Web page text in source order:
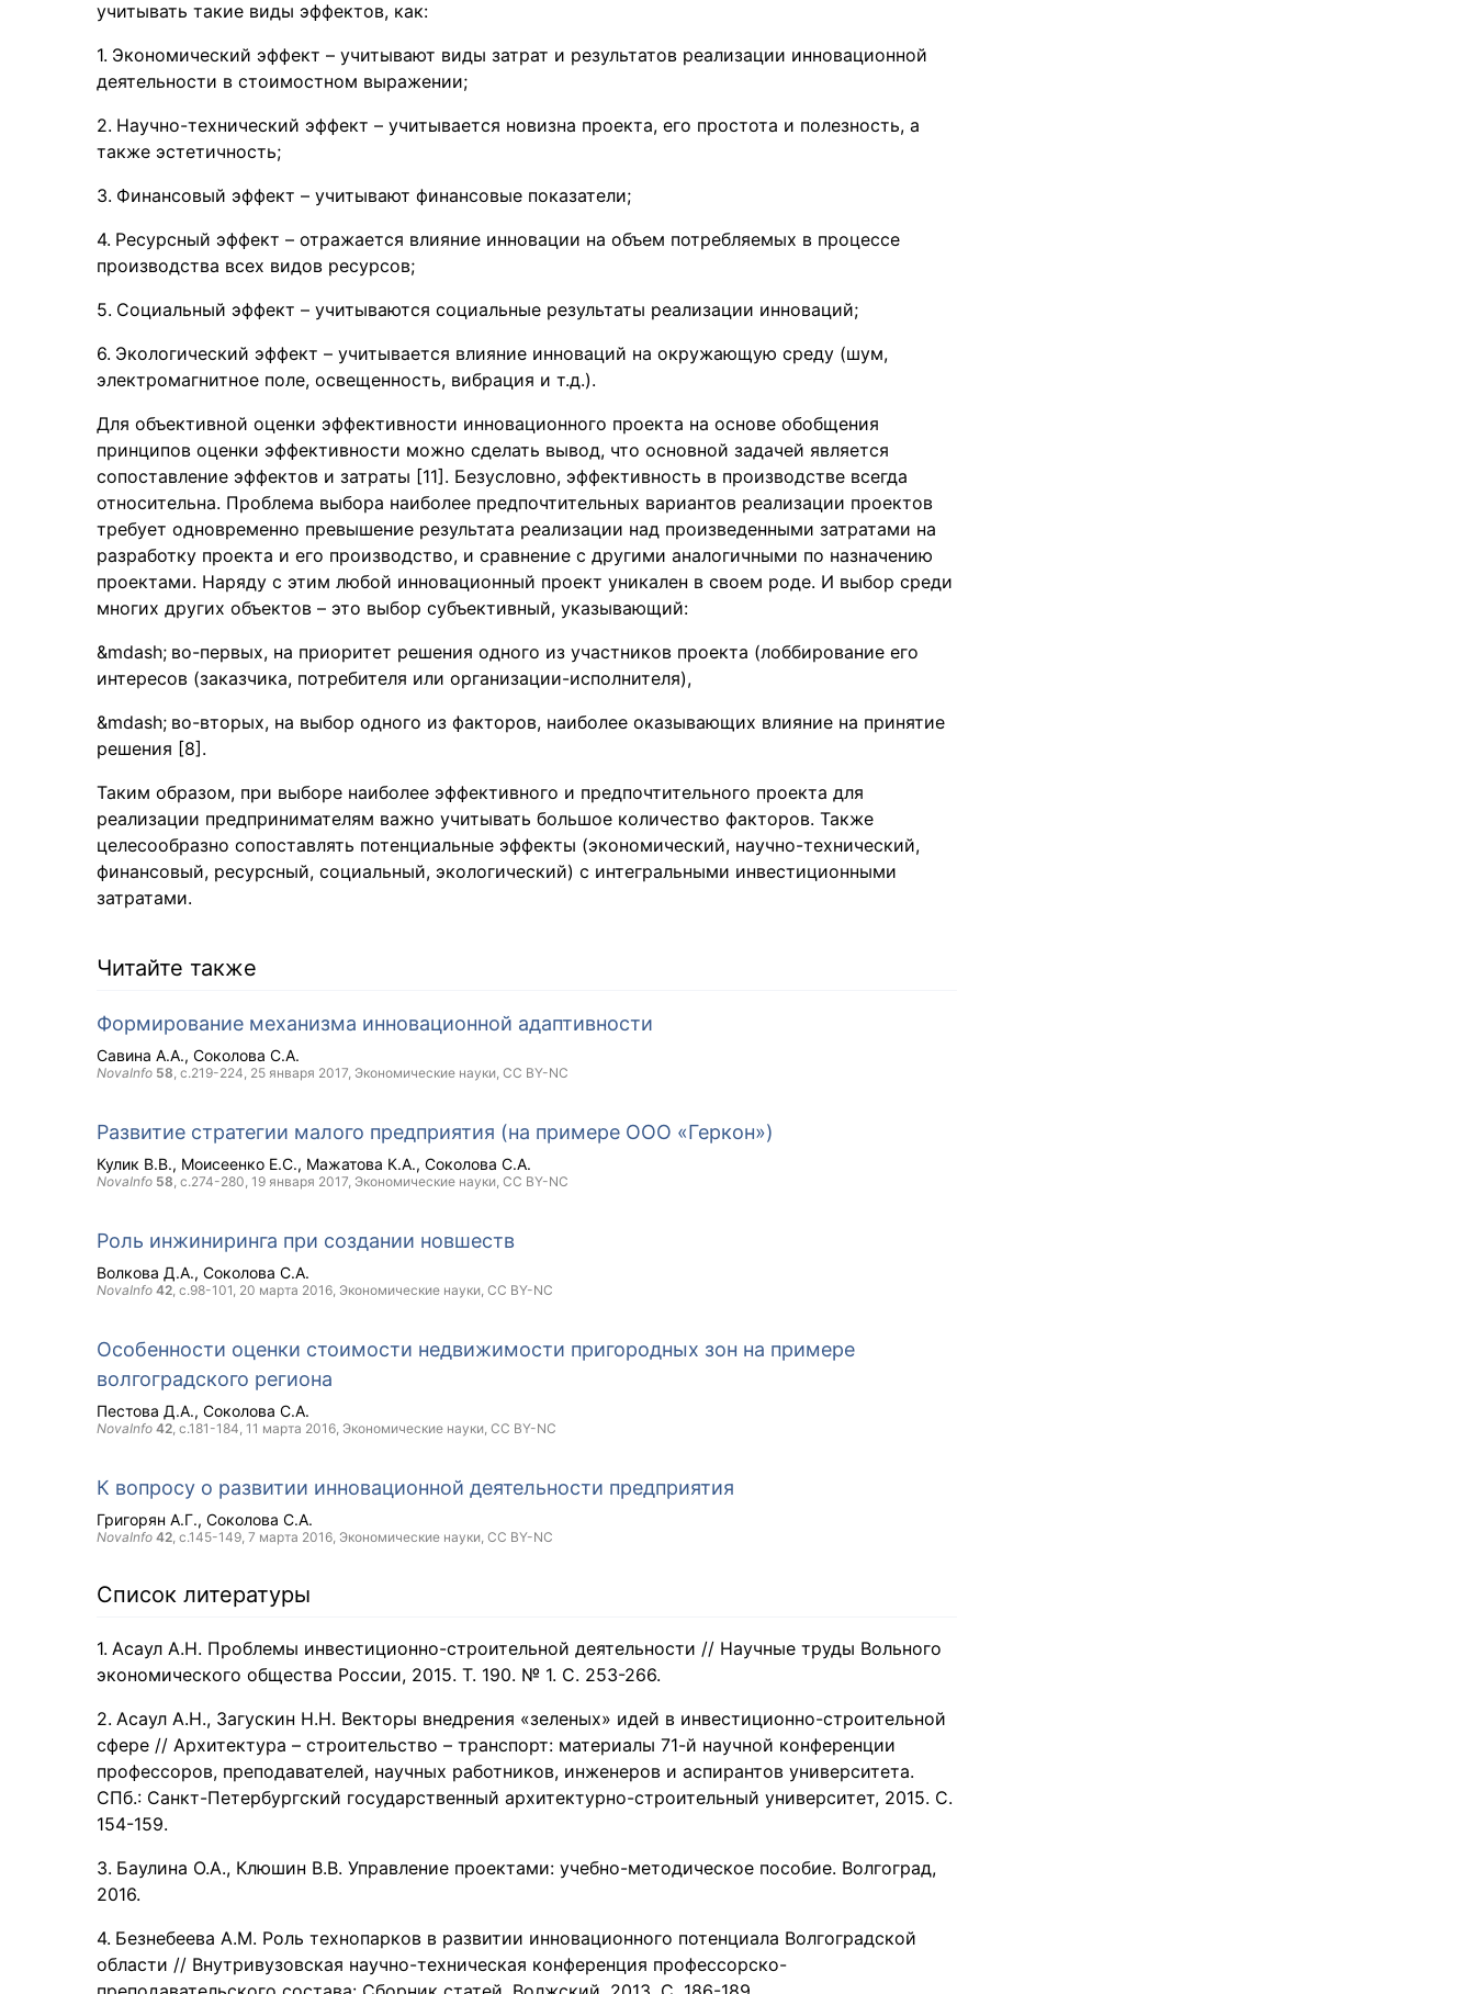
учитывать такие виды эффектов, как:
Экономический эффект – учитывают виды затрат и результатов реализации инновационной
деятельности в стоимостном выражении;
Научно-технический эффект – учитывается новизна проекта, его простота и полезность, а
также эстетичность;
Финансовый эффект – учитывают финансовые показатели;
Ресурсный эффект – отражается влияние инновации на объем потребляемых в процессе
производства всех видов ресурсов;
Социальный эффект – учитываются социальные результаты реализации инноваций;
Экологический эффект – учитывается влияние инноваций на окружающую среду (шум,
электромагнитное поле, освещенность, вибрация и т.д.).
Для объективной оценки эффективности инновационного проекта на основе обобщения
принципов оценки эффективности можно сделать вывод, что основной задачей является
сопоставление эффектов и затраты [11]. Безусловно, эффективность в производстве всегда
относительна. Проблема выбора наиболее предпочтительных вариантов реализации проектов
требует одновременно превышение результата реализации над произведенными затратами на
разработку проекта и его производство, и сравнение с другими аналогичными по назначению
проектами. Наряду с этим любой инновационный проект уникален в своем роде. И выбор среди
многих других объектов – это выбор субъективный, указывающий:
во-первых, на приоритет решения одного из участников проекта (лоббирование его
интересов (заказчика, потребителя или организации-исполнителя),
во-вторых, на выбор одного из факторов, наиболее оказывающих влияние на принятие
решения [8].
Таким образом, при выборе наиболее эффективного и предпочтительного проекта для
реализации предпринимателям важно учитывать большое количество факторов. Также
целесообразно сопоставлять потенциальные эффекты (экономический, научно-технический,
финансовый, ресурсный, социальный, экологический) с интегральными инвестиционными
затратами.
Читайте также
Формирование механизма инновационной адаптивности
Савина А.А. Соколова С.А.
NovaInfo 58, с.219-224, 25 января 2017, Экономические науки, CC BY-NC
Развитие стратегии малого предприятия (на примере ООО «Геркон»)
Кулик В.В. Моисеенко Е.С. Мажатова К.А. Соколова С.А.
NovaInfo 58, с.274-280, 19 января 2017, Экономические науки, CC BY-NC
Роль инжиниринга при создании новшеств
Волкова Д.А. Соколова С.А.
NovaInfo 42, с.98-101, 20 марта 2016, Экономические науки, CC BY-NC
Особенности оценки стоимости недвижимости пригородных зон на примере
волгоградского региона
Пестова Д.А. Соколова С.А.
NovaInfo 42, с.181-184, 11 марта 2016, Экономические науки, CC BY-NC
К вопросу о развитии инновационной деятельности предприятия
Григорян А.Г. Соколова С.А.
NovaInfo 42, с.145-149, 7 марта 2016, Экономические науки, CC BY-NC
Список литературы
Асаул А.Н. Проблемы инвестиционно-строительной деятельности // Научные труды Вольного
экономического общества России, 2015. Т. 190. № 1. С. 253-266.
Асаул А.Н., Загускин Н.Н. Векторы внедрения «зеленых» идей в инвестиционно-строительной
сфере // Архитектура – строительство – транспорт: материалы 71-й научной конференции
профессоров, преподавателей, научных работников, инженеров и аспирантов университета.
СПб.: Санкт-Петербургский государственный архитектурно-строительный университет, 2015. С.
154-159.
Баулина О.А., Клюшин В.В. Управление проектами: учебно-методическое пособие. Волгоград,
2016.
Безнебеева А.М. Роль технопарков в развитии инновационного потенциала Волгоградской
области // Внутривузовская научно-техническая конференция профессорско-